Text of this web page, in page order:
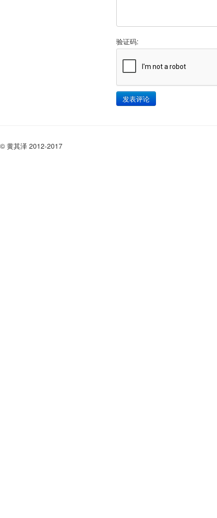
验证码:
© 黄其泽 2012-2017